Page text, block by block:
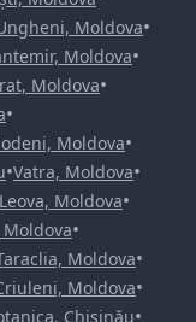
Moldova•
Moldova•
Moldova•
•
Moldova•
•Vatra, Moldova•
Leova, Moldova•
•
Moldova•
Moldova•
Chișinău•